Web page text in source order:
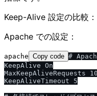
Keep-Alive 設定の比較：
Apache での設定：
apache Copy code #
KeepAlive On
MaxKeepAliveRequests
KeepAliveTimeout 5